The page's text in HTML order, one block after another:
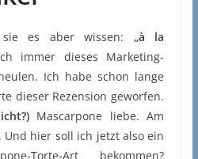
es aber wissen: „à la
immer dieses Marketing-
Ich habe schon lange
dieser Rezension geworfen.
Mascarpone liebe. Am
Und hier soll ich jetzt also ein
Torte-Art bekommen?